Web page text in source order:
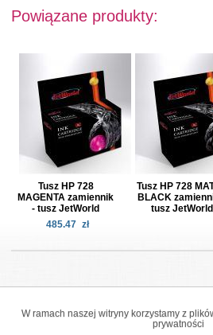
Powiązane produkty:
Tusz HP 728
MAGENTA zamiennik
- tusz JetWorld
485.47 zł
Tusz HP 728
BLACK
tusz JetWorld
W ramach naszej witryny korzystamy z
prywatności